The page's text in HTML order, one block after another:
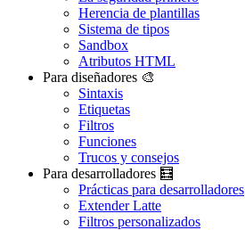
Herencia de plantillas
Sistema de tipos
Sandbox
Atributos HTML
Para diseñadores 🎨
Sintaxis
Etiquetas
Filtros
Funciones
Trucos y consejos
Para desarrolladores 🧮
Prácticas para desarrolladores
Extender Latte
Filtros personalizados